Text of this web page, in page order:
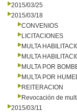
2015/03/25
2015/03/18
CONVENIOS
LICITACIONES
MULTA
MULTA
MULTA POR
MULTA POR
REITERACION
Revocación de
2015/03/11